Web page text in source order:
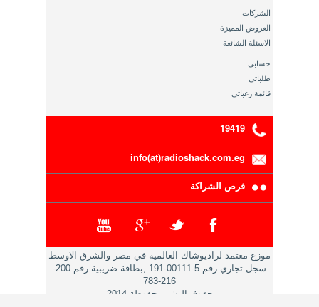
الشركات
العروض المميزة
الاسئلة الشائعة
حسابي
طلباتي
قائمة رغباتي
19419
info(at)radioshack.com.eg
فرص الشراكة
موزع معتمد لراديوشاك العالمية في مصر والشرق الاوسط
سجل تجاري رقم 5-00111-191 ,بطاقة ضريبية رقم 200-
216-783
حقوق النشر محفوظة 2014